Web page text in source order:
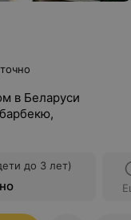
в Беларуси
до 3 лет)